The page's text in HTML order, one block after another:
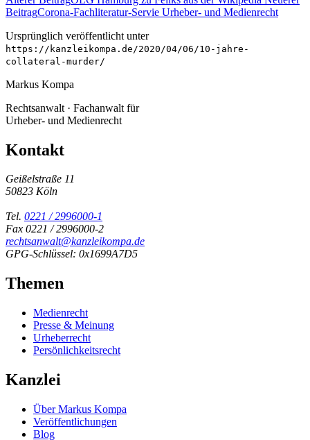
BeitragCorona-Fachliteratur-Servie Urheber- und Medienrecht
Ursprünglich veröffentlicht unter
https://kanzleikompa.de/2020/04/06/10-jahre-
collateral-murder/
Markus Kompa
Rechtsanwalt · Fachanwalt für
Urheber- und Medienrecht
Kontakt
Geißelstraße 11
50823 Köln
Tel. 0221 / 2996000-1
Fax 0221 / 2996000-2
rechtsanwalt@kanzleikompa.de
GPG-Schlüssel: 0x1699A7D5
Themen
Medienrecht
Presse & Meinung
Urheberrecht
Persönlichkeitsrecht
Kanzlei
Über Markus Kompa
Veröffentlichungen
Blog